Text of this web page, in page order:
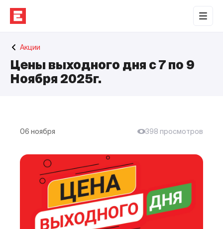
Торговые центры
Сотрудничество
Контакты
Акции
Цены выходного дня с 7 по 9
Ноября 2025г.
06 ноября 398 просмотров